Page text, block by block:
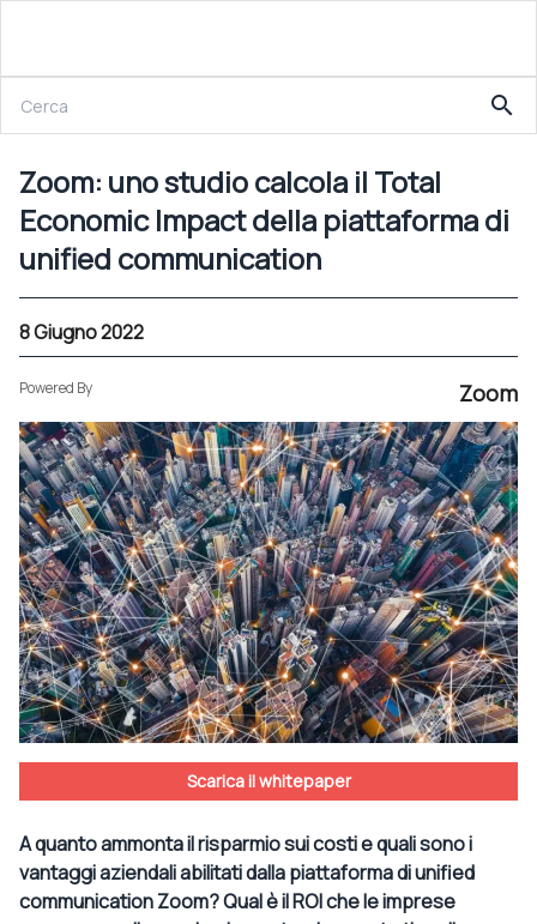
Zoom: uno studio calcola il Total Economic Impact della piattaforma di unified communication
search
Zoom: uno studio calcola il Total
Economic Impact della piattaforma di
unified communication
8 Giugno 2022
Powered By Zoom
Scarica il whitepaper
A quanto ammonta il risparmio sui costi e quali sono i
vantaggi aziendali abilitati dalla piattaforma di unified
communication Zoom? Qual è il ROI che le imprese